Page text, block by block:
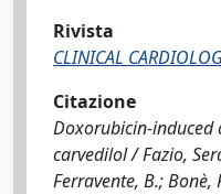
Rivista
CLINICAL
Citazione
Doxorubicin-
carvedilol / Fazio,
Ferravente, B.; Bonè,